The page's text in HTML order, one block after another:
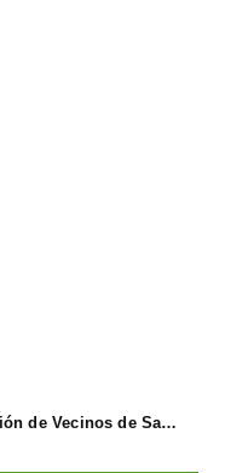
La Asociación de Vecinos de Santa Cruz descubrió los Covarones